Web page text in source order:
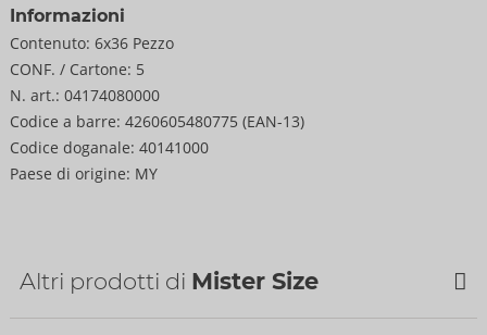
Informazioni
Contenuto: 6x36 Pezzo
CONF. / Cartone: 5
N. art.: 04174080000
Codice a barre: 4260605480775 (EAN-13)
Codice doganale: 40141000
Paese di origine: MY
Altri prodotti di Mister Size